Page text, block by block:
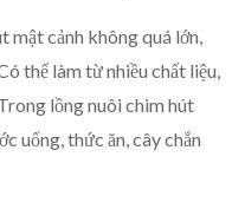
mật cảnh không quá lớn,
thể làm từ nhiều chất liệu,
lồng nuôi chim hút
uống, thức ăn, cây chắn